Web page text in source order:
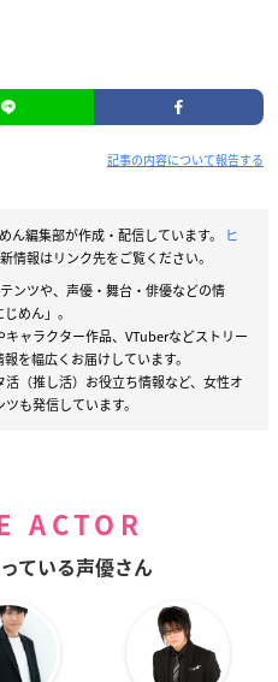
記事の内容について報告する
ん編集部が作成・配信しています。
ヒ
情報はリンク先をご覧ください。
ンツや、声優・舞台・俳優などの情
めん」。
ャラクター作品、VTuberなどストリー
を幅広くお届けしています。
（推し活）お役立ち情報など、女性オ
も発信しています。
ACTOR
ている声優さん